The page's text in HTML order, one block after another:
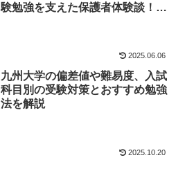
験勉強を支えた保護者体験談！大
2025.06.06
九州大学の偏差値や難易度、入試
科目別の受験対策とおすすめ勉強
法を解説
2025.10.20